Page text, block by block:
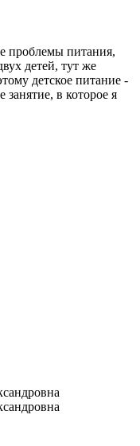
проблемы питания,
детей, тут же
детское питание -
занятие, в которое я